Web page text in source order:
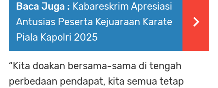
Baca Juga : Kabareskrim Apresiasi
Antusias Peserta Kejuaraan Karate
Piala Kapolri 2025
“Kita doakan bersama-sama di tengah
perbedaan pendapat, kita semua tetap